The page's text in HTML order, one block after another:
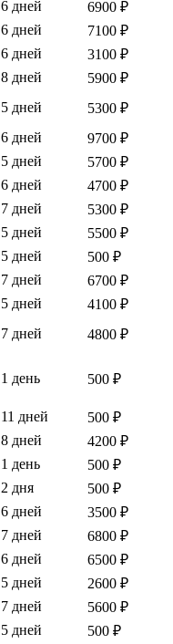
6 дней
6900 ₽
6 дней
7100 ₽
6 дней
3100 ₽
8 дней
5900 ₽
5 дней
5300 ₽
6 дней
9700 ₽
5 дней
5700 ₽
6 дней
4700 ₽
7 дней
5300 ₽
5 дней
5500 ₽
5 дней
500 ₽
7 дней
6700 ₽
5 дней
4100 ₽
7 дней
4800 ₽
1 день 500 ₽
11 дней
500 ₽
8 дней
4200 ₽
1 день
500 ₽
2 дня
500 ₽
6 дней
3500 ₽
7 дней
6800 ₽
6 дней
6500 ₽
5 дней
2600 ₽
7 дней
5600 ₽
5 дней
500 ₽